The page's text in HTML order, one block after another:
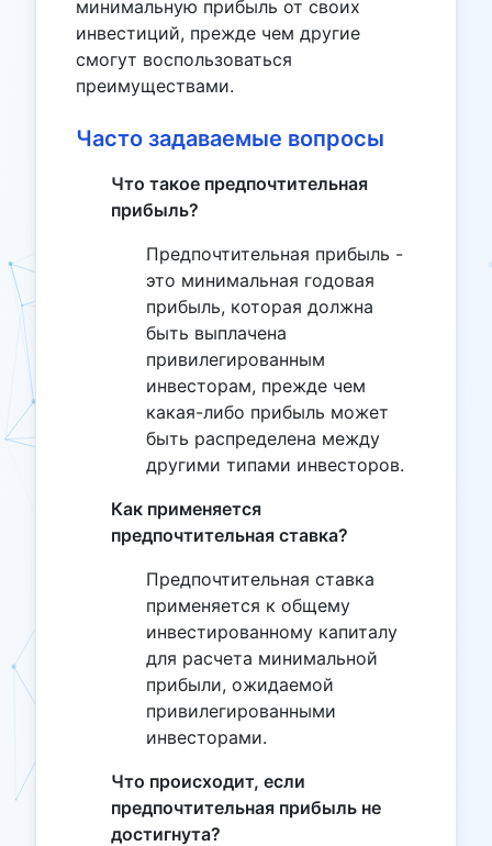
минимальную прибыль от своих
инвестиций, прежде чем другие
смогут воспользоваться
преимуществами.
Часто задаваемые вопросы
Что такое предпочтительная
прибыль?
Предпочтительная прибыль -
это минимальная годовая
прибыль, которая должна
быть выплачена
привилегированным
инвесторам, прежде чем
какая-либо прибыль может
быть распределена между
другими типами инвесторов.
Как применяется
предпочтительная ставка?
Предпочтительная ставка
применяется к общему
инвестированному капиталу
для расчета минимальной
прибыли, ожидаемой
привилегированными
инвесторами.
Что происходит, если
предпочтительная прибыль не
достигнута?